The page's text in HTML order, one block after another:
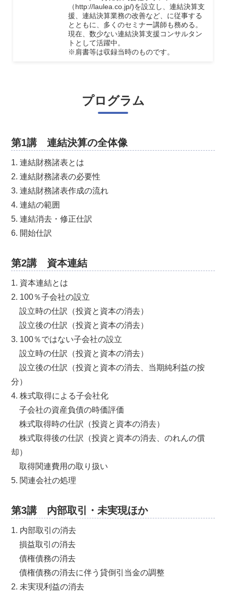
（http://laulea.co.jp/)を設立し、連結決算支
援、連結決算業務の改善など、に従事する
とともに、多くのセミナー講師も務める。
現在、数少ない連結決算支援コンサルタン
トとして活躍中。
※肩書等は収録当時のものです。
プログラム
第1講 連結決算の全体像
1. 連結財務諸表とは
2. 連結財務諸表の必要性
3. 連結財務諸表作成の流れ
4. 連結の範囲
5. 連結消去・修正仕訳
6. 開始仕訳
第2講 資本連結
1. 資本連結とは
2. 100％子会社の設立
設立時の仕訳（投資と資本の消去）
設立後の仕訳（投資と資本の消去）
3. 100％ではない子会社の設立
設立時の仕訳（投資と資本の消去）
設立後の仕訳（投資と資本の消去、当期純利益の按
分）
4. 株式取得による子会社化
子会社の資産負債の時価評価
株式取得時の仕訳（投資と資本の消去）
株式取得後の仕訳（投資と資本の消去、のれんの償
却）
取得関連費用の取り扱い
5. 関連会社の処理
第3講 内部取引・未実現ほか
1. 内部取引の消去
損益取引の消去
債権債務の消去
債権債務の消去に伴う貸倒引当金の調整
2. 未実現利益の消去